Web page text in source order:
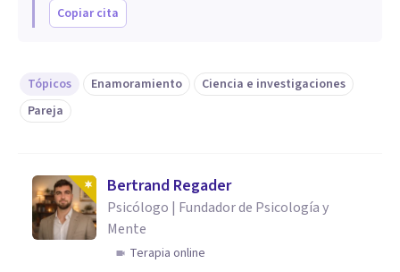
Copiar cita
Tópicos Enamoramiento
Ciencia e investigaciones
Pareja
Bertrand Regader
Psicólogo | Fundador de Psicología y
Mente
Terapia online